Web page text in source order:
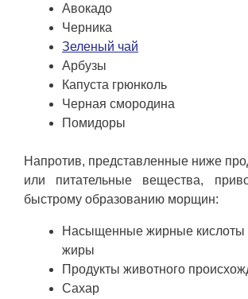
Авокадо
Черника
Зеленый чай
Арбузы
Капуста грюнколь
Черная смородина
Помидоры
Напротив, представленные ниже
или питательные вещества,
быстрому образованию морщин:
Насыщенные жирные кислоты
жиры
Продукты животного
Сахар